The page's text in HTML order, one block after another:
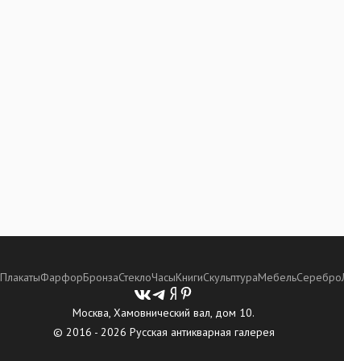
ПлакатыФарфорБронзаСтеклоЧасыКнигиСкульптураМебельСеребро
Москва, Хамовнический вал, дом 10.
© 2016 - 2026 Русская антикварная галерея